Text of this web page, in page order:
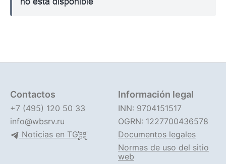
Contactos
+7 (495) 120 50 33
info@wbsrv.ru
Noticias en TG
Información legal
INN: 9704151517
OGRN: 1227700436578
Documentos legales
Normas de uso del sitio
web